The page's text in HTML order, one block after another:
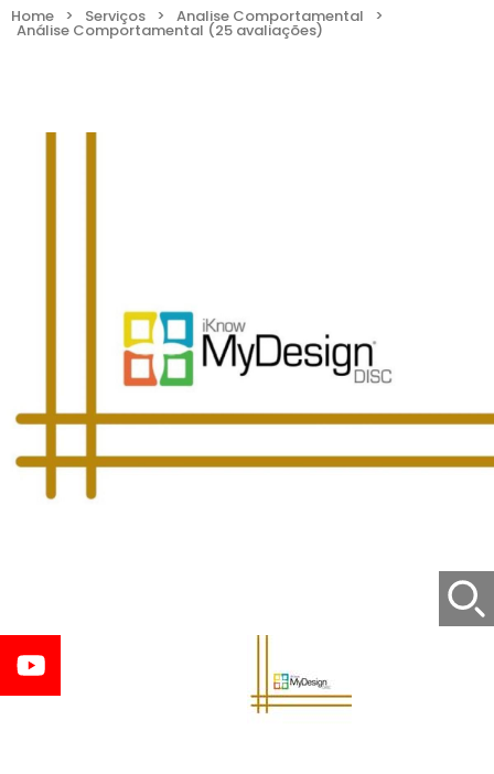
Home > Serviços > Analise Comportamental >
Análise Comportamental (25 avaliações)